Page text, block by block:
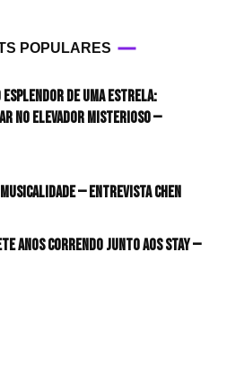
POPULARES
esplendor de uma estrela:
no elevador misterioso —
— Entrevista CHEN
anos correndo junto aos STAY —